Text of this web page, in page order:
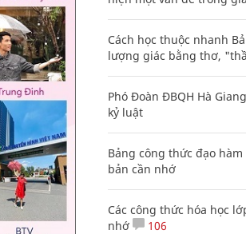
Cách học thuộc nhanh
lượng giác bằng thơ,
Phó Đoàn ĐBQH Hà
kỷ luật
Bảng công thức đạo
bản cần nhớ
Các công thức hóa học
nhớ
106